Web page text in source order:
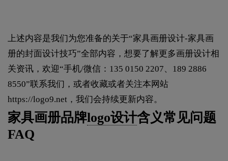
上述内容是我们为您准备的关于“家具画册设计-家具画
册的封面设计技巧”全部内容，想要了解更多画册设计相
关资讯，欢迎“手机/微信：135 0150 2207、189 2886
8550”联系我们，或者收藏或者关注本网站
https://logo9.net ，我们会持续更新内容。
家具画册品牌logo设计含义常见问题
FAQ